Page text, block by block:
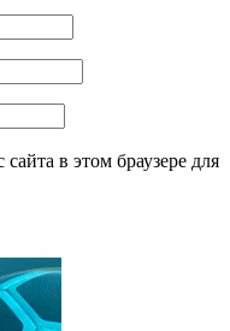
в этом браузере для